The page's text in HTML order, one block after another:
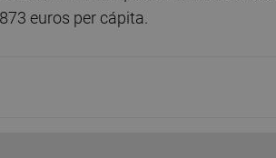
euros per cápita.